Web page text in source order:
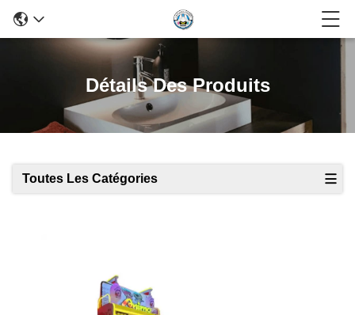
Détails Des Produits
Toutes Les Catégories